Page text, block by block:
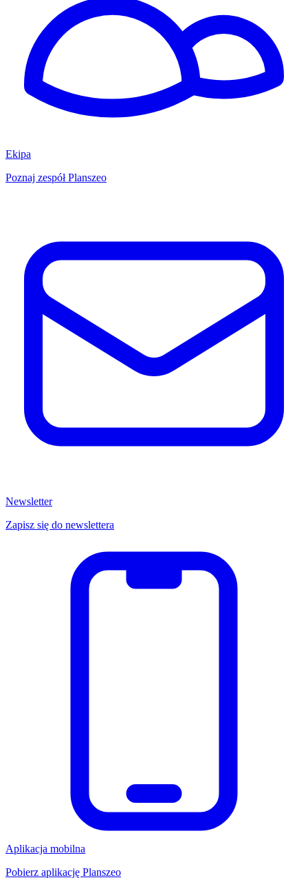
Ekipa
Poznaj zespół Planszeo
Newsletter
Zapisz się do newslettera
Aplikacja mobilna
Pobierz aplikację Planszeo